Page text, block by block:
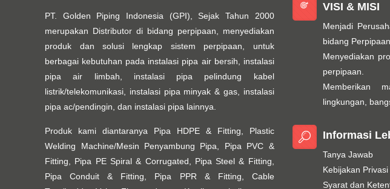
PT. Golden Piping Indonesia (GPI), Sejak Tahun 2000
merupakan Distributor di bidang perpipaan, menyediakan
produk dan solusi lengkap sistem perpipaan, untuk
berbagai kebutuhan pada instalasi pipa air bersih, instalasi
pipa air limbah, instalasi pipa pelindung kabel
listrik/telekomunikasi, instalasi pipa minyak & gas, instalasi
pipa ac/pendingin, dan instalasi pipa lainnya.
Produk kami diantaranya Pipa HDPE & Fitting, Plastic
Welding Machine/Mesin Penyambung Pipa, Pipa PVC &
Fitting, Pipa PE Spiral & Corrugated, Pipa Steel & Fitting,
Pipa Conduit & Fitting, Pipa PPR & Fitting, Cable
VISI & MISI
Menjadi
bidang Perpipaan.
Menyediakan
perpipaan.
Memberikan
lingkungan,
Informasi
Tanya Jawab
Kebijakan Privasi
Syarat dan